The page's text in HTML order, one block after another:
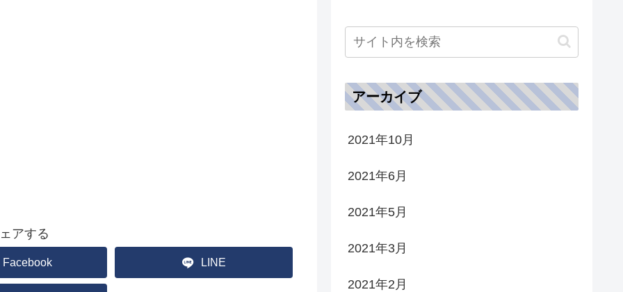
アする
Facebook LINE
アーカイブ
2021年10月
2021年6月
2021年5月
2021年3月
2021年2月